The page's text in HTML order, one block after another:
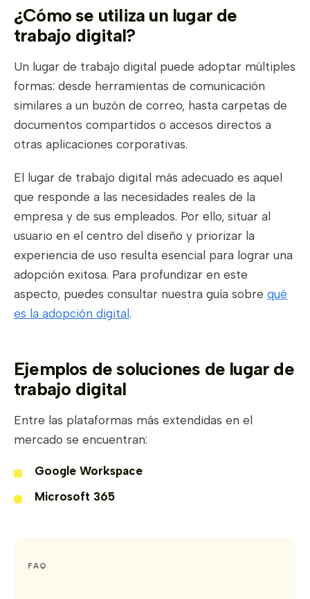
¿Cómo se utiliza un lugar de
trabajo digital?
Un lugar de trabajo digital puede adoptar múltiples
formas: desde herramientas de comunicación
similares a un buzón de correo, hasta carpetas de
documentos compartidos o accesos directos a
otras aplicaciones corporativas.
El lugar de trabajo digital más adecuado es aquel
que responde a las necesidades reales de la
empresa y de sus empleados. Por ello, situar al
usuario en el centro del diseño y priorizar la
experiencia de uso resulta esencial para lograr una
adopción exitosa. Para profundizar en este
aspecto, puedes consultar nuestra guía sobre qué
es la adopción digital.
Ejemplos de soluciones de lugar de
trabajo digital
Entre las plataformas más extendidas en el
mercado se encuentran:
Google Workspace
Microsoft 365
FAQ